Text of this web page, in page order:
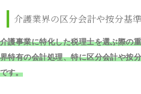
介護業界の区分会計や按分基
介護事業に特化した税理士を選ぶ際の
界特有の会計処理、特に区分会計や按
です。